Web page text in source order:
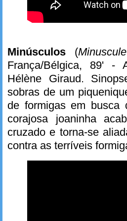
Minúsculos (
França/Bélgica, 89' -
Hélène Giraud.
sobras de um
de formigas em
corajosa joaninha
cruzado e torna-se
contra as terríveis